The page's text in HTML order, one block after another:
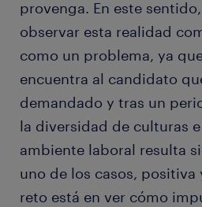
provenga. En este
observar esta realidad
como un problema, ya
encuentra al candidato
demandado y tras un
la diversidad de culturas
ambiente laboral resulta
uno de los casos, positiva
reto está en ver cómo